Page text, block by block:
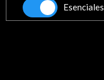
Esenciales